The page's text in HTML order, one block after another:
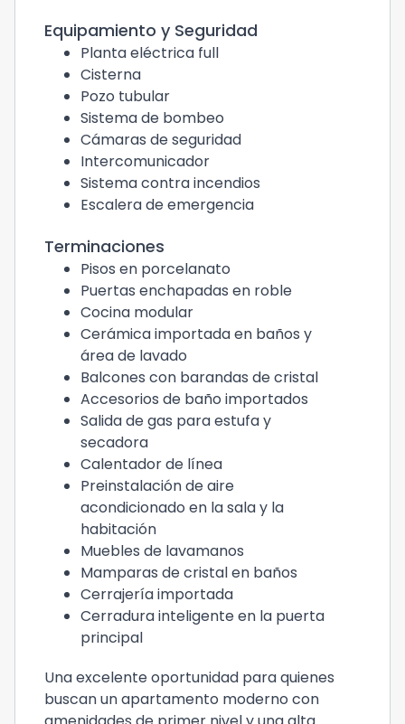
Equipamiento y Seguridad
Planta eléctrica full
Cisterna
Pozo tubular
Sistema de bombeo
Cámaras de seguridad
Intercomunicador
Sistema contra incendios
Escalera de emergencia
Terminaciones
Pisos en porcelanato
Puertas enchapadas en roble
Cocina modular
Cerámica importada en baños y
área de lavado
Balcones con barandas de cristal
Accesorios de baño importados
Salida de gas para estufa y
secadora
Calentador de línea
Preinstalación de aire
acondicionado en la sala y la
habitación
Muebles de lavamanos
Mamparas de cristal en baños
Cerrajería importada
Cerradura inteligente en la puerta
principal
Una excelente oportunidad para quienes
buscan un apartamento moderno con